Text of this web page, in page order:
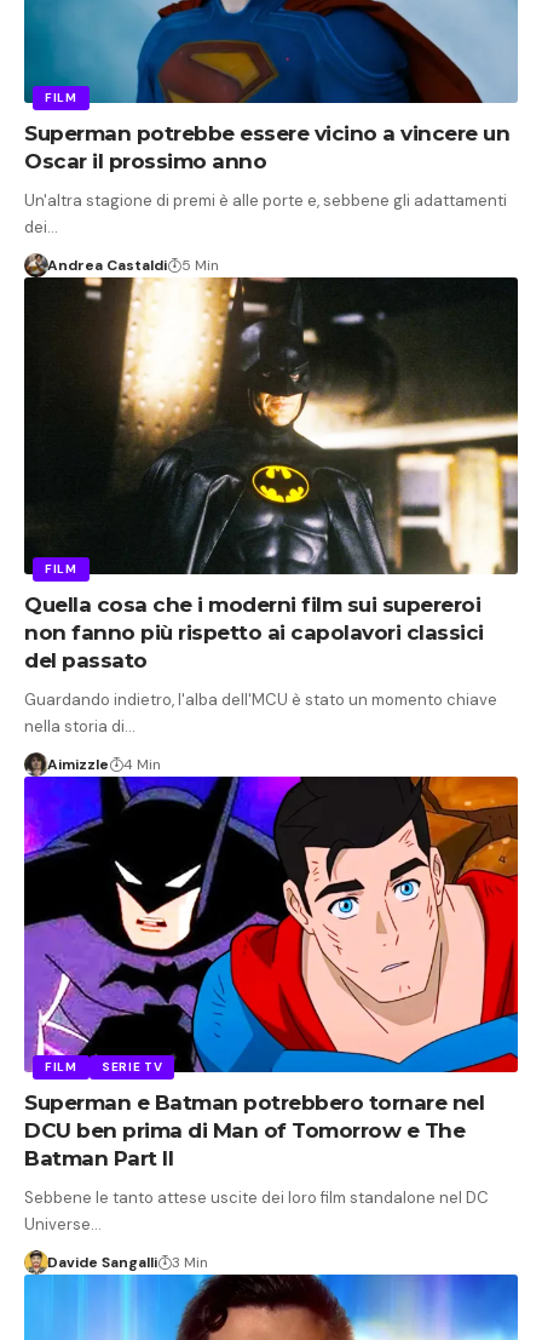
FILM
Superman potrebbe essere vicino a vincere un
Oscar il prossimo anno
Un'altra stagione di premi è alle porte e, sebbene gli adattamenti
dei…
Andrea Castaldi 5 Min
FILM
Quella cosa che i moderni film sui supereroi
non fanno più rispetto ai capolavori classici
del passato
Guardando indietro, l'alba dell'MCU è stato un momento chiave
nella storia di…
Aimizzle 4 Min
FILM SERIE TV
Superman e Batman potrebbero tornare nel
DCU ben prima di Man of Tomorrow e The
Batman Part II
Sebbene le tanto attese uscite dei loro film standalone nel DC
Universe…
Davide Sangalli 3 Min